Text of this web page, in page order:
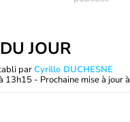
JOUR
parCyrille DUCHESNE
13h15 - Prochaine mise à jour à